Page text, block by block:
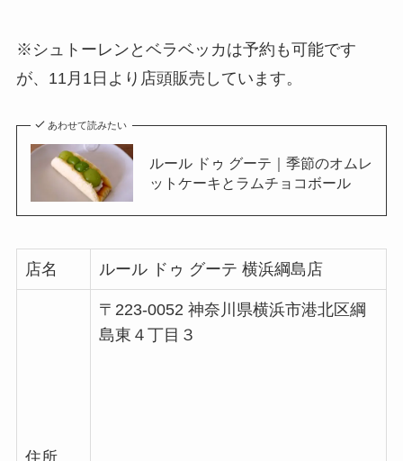
※シュトーレンとベラベッカは予約も可能です
が、11月1日より店頭販売しています。
あわせて読みたい
ルール ドゥ グーテ｜季節のオムレ
ットケーキとラムチョコボール
店名 ルール ドゥ グーテ 横浜綱島店
〒223-0052 神奈川県横浜市港北区綱
島東４丁目３